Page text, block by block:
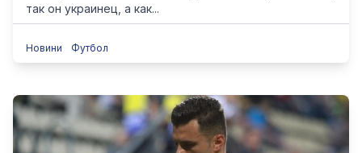
так он украинец, а как...
Новини Футбол